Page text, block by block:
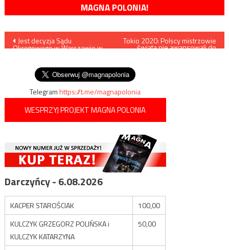
MAGNA POLONIA!
Nawigacja
Jest decyzja Sądu
Okręgowego w Warszawie w
Tokio 2020: Polscy mistrzowie
świata nie awansowali do
Telegramhttps://t.me/magnapolonia
WESPRZYJ PROJEKT MAGNA POLONIA
Darczyńcy - 6.08.2026
KACPER STAROŚCIAK
100,00
KULCZYK GRZEGORZ POLIŃSKA i
KULCZYK KATARZYNA
50,00